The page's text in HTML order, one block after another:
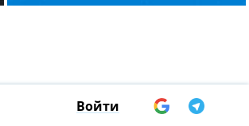
Войти